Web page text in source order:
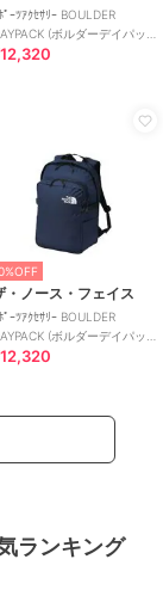
ﾟｰﾂｱｸｾｻﾘｰ BOULDER
(ボルダーデイパッ
)
・ノース・フェイス
ﾟｰﾂｱｸｾｻﾘｰ BOULDER
(ボルダーデイパッ
)
ランキング